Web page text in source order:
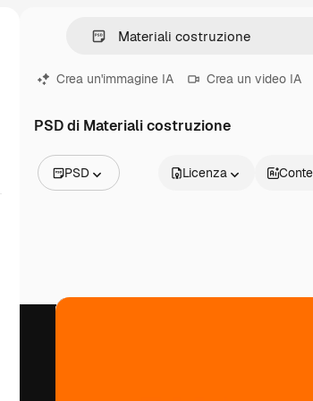
Crea un'immagine IA Crea un video IA
PSD di Materiali costruzione
PSD
Video
Licenza